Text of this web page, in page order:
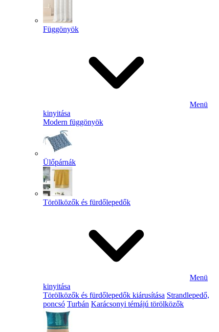
Függönyök
Menü
kinyitása
Modern függönyök
Ülőpárnák
Törölközők és fürdőlepedők
Menü
kinyitása
Törölközők és fürdőlepedők kiárusítása Strandlepedő,
poncsó Turbán Karácsonyi témájú törölközők